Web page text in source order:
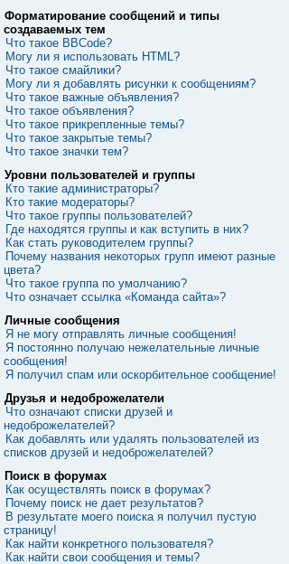
Форматирование сообщений и типы
создаваемых тем
Что такое BBCode?
Могу ли я использовать HTML?
Что такое смайлики?
Могу ли я добавлять рисунки к сообщениям?
Что такое важные объявления?
Что такое объявления?
Что такое прикрепленные темы?
Что такое закрытые темы?
Что такое значки тем?
Уровни пользователей и группы
Кто такие администраторы?
Кто такие модераторы?
Что такое группы пользователей?
Где находятся группы и как вступить в них?
Как стать руководителем группы?
Почему названия некоторых групп имеют разные
цвета?
Что такое группа по умолчанию?
Что означает ссылка «Команда сайта»?
Личные сообщения
Я не могу отправлять личные сообщения!
Я постоянно получаю нежелательные личные
сообщения!
Я получил спам или оскорбительное сообщение!
Друзья и недоброжелатели
Что означают списки друзей и
недоброжелателей?
Как добавлять или удалять пользователей из
списков друзей и недоброжелателей?
Поиск в форумах
Как осуществлять поиск в форумах?
Почему поиск не дает результатов?
В результате моего поиска я получил пустую
страницу!
Как найти конкретного пользователя?
Как найти свои сообщения и темы?